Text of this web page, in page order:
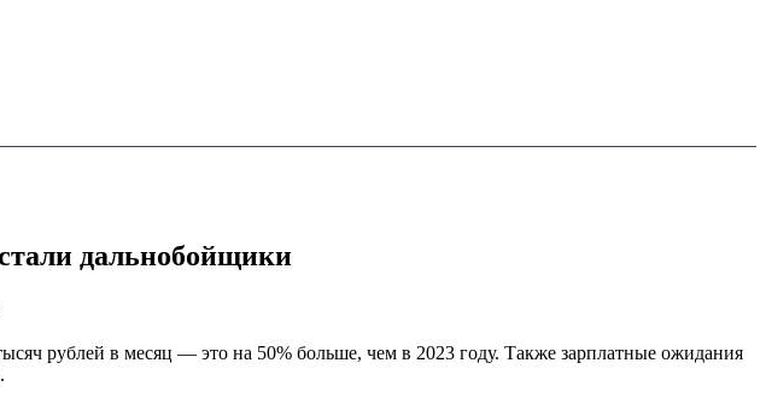
дальнобойщики
рублей в месяц — это на 50% больше, чем в 2023 году. Также зарплатные ожидания